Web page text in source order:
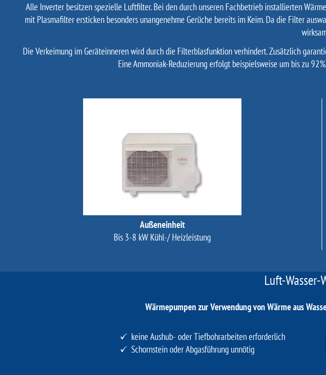
Alle Inverter besitzen spezielle Luftfilter. Bei den durch unseren Fachbetrieb installierten
mit Plasmafilter ersticken besonders unangenehme Gerüche bereits im Keim. Da die Filter
Die Verkeimung im Geräteinneren wird durch die Filterblasfunktion verhindert. Zusätzlich
Eine Ammoniak-Reduzierung erfolgt beispielsweise um bis zu
Außeneinheit
Bis 3-8 kW Kühl-/ Heizleistung
Luft-Wasser-
Wärmepumpen zur Verwendung von Wärme aus
keine Aushub- oder Tiefbohrarbeiten erforderlich
Schornstein oder Abgasführung unnötig